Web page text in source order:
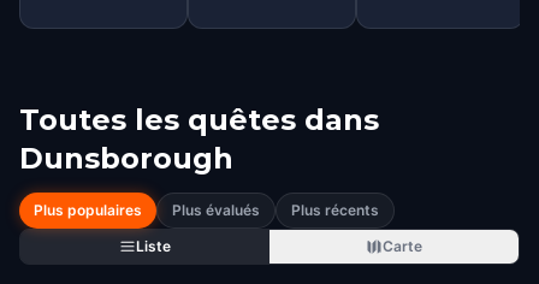
Toutes les quêtes dans
Dunsborough
Plus populaires Plus évalués
Plus récents
Liste
Carte